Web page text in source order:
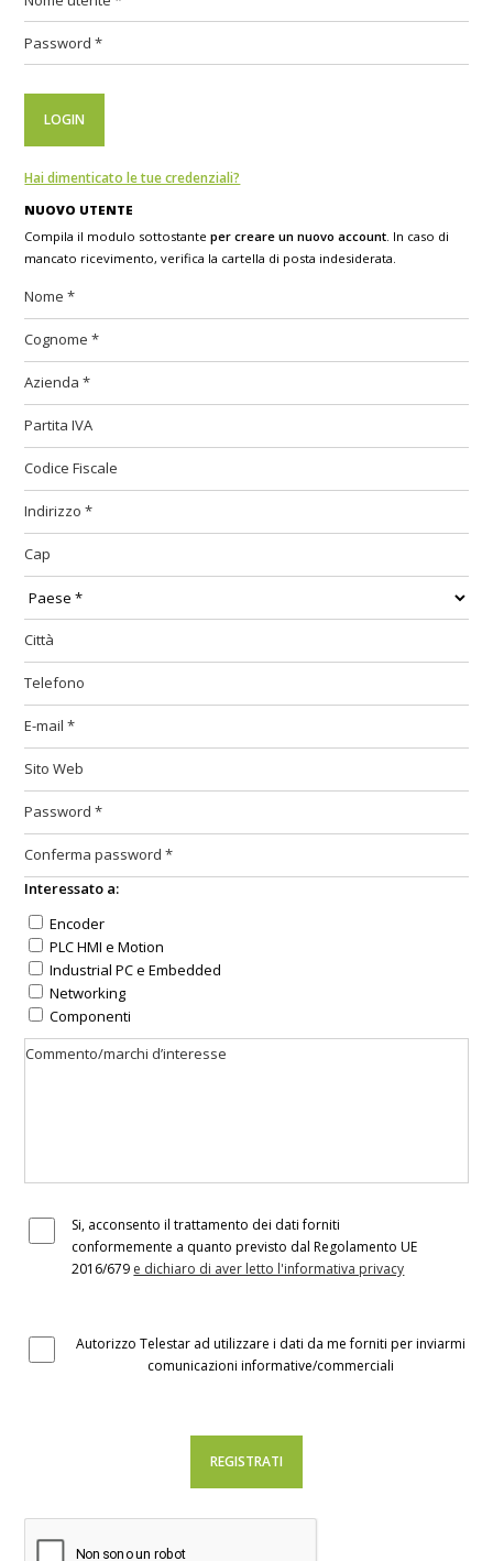
Hai dimenticato le tue credenziali?
NUOVO UTENTE
Compila il modulo sottostanteper creare un nuovo account. In caso di
mancato ricevimento, verifica la cartella di posta indesiderata.
Interessato a:
Encoder
PLC HMI e Motion
Industrial PC e Embedded
Networking
Componenti
Si, acconsento il trattamento dei dati forniti
conformemente a quanto previsto dal Regolamento UE
2016/679 e dichiaro di aver letto l'informativa privacy
Autorizzo Telestar ad utilizzare i dati da me forniti per inviarmi
comunicazioni informative/commerciali